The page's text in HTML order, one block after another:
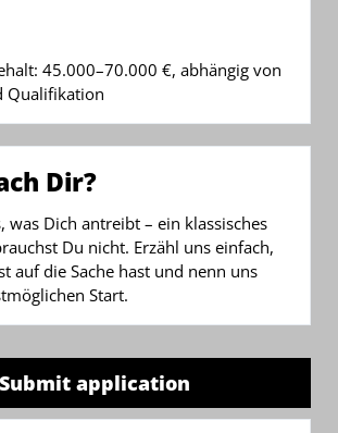
45.000–70.000 €, abhängig von
Qualifikation
Dir?
was Dich antreibt – ein klassisches
Du nicht. Erzähl uns einfach,
auf die Sache hast und nenn uns
Start.
Submit application